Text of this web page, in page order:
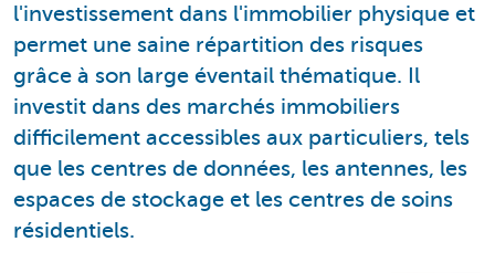
l'investissement dans l'immobilier physique et
permet une saine répartition des risques
grâce à son large éventail thématique. Il
investit dans des marchés immobiliers
difficilement accessibles aux particuliers, tels
que les centres de données, les antennes, les
espaces de stockage et les centres de soins
résidentiels.